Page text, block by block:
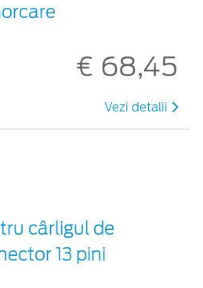
€ 68,45
Vezi detalii
cârligul de
13 pini